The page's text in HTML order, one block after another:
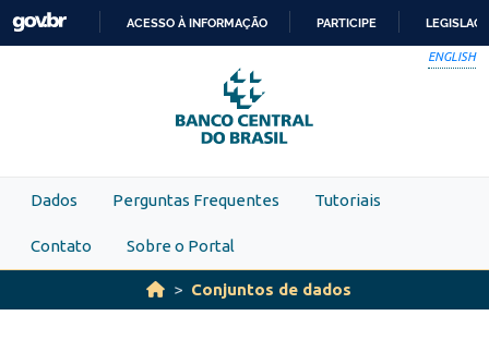
Skip to main content
PARA
O
CONTEÚDO
ACESSO À INFORMAÇÃO PARTICIPE
ENGLISH
Dados Perguntas Frequentes Tutoriais
Contato Sobre o Portal
Conjuntos de dados